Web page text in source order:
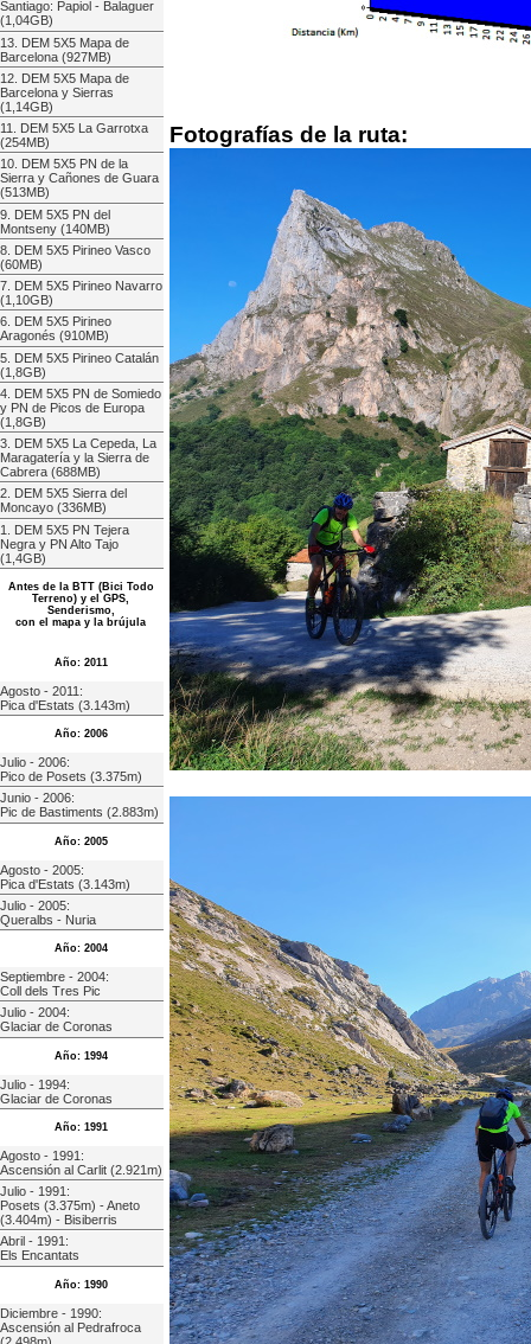
Santiago: Papiol - Balaguer
(1,04GB)
13. DEM 5X5 Mapa de
Barcelona (927MB)
12. DEM 5X5 Mapa de
Barcelona y Sierras
(1,14GB)
11. DEM 5X5 La Garrotxa
(254MB)
10. DEM 5X5 PN de la
Sierra y Cañones de Guara
(513MB)
9. DEM 5X5 PN del
Montseny (140MB)
8. DEM 5X5 Pirineo Vasco
(60MB)
7. DEM 5X5 Pirineo Navarro
(1,10GB)
6. DEM 5X5 Pirineo
Aragonés (910MB)
5. DEM 5X5 Pirineo Catalán
(1,8GB)
4. DEM 5X5 PN de Somiedo
y PN de Picos de Europa
(1,8GB)
3. DEM 5X5 La Cepeda, La
Maragatería y la Sierra de
Cabrera (688MB)
2. DEM 5X5 Sierra del
Moncayo (336MB)
1. DEM 5X5 PN Tejera
Negra y PN Alto Tajo
(1,4GB)
Antes de la BTT (Bici Todo
Terreno) y el GPS,
Senderismo,
con el mapa y la brújula
Año: 2011
Agosto - 2011:
Pica d'Estats (3.143m)
Año: 2006
Julio - 2006:
Pico de Posets (3.375m)
Junio - 2006:
Pic de Bastiments (2.883m)
Año: 2005
Agosto - 2005:
Pica d'Estats (3.143m)
Julio - 2005:
Queralbs - Nuria
Año: 2004
Septiembre - 2004:
Coll dels Tres Pic
Julio - 2004:
Glaciar de Coronas
Año: 1994
Julio - 1994:
Glaciar de Coronas
Año: 1991
Agosto - 1991:
Ascensión al Carlit (2.921m)
Julio - 1991:
Posets (3.375m) - Aneto
(3.404m) - Bisiberris
Abril - 1991:
Els Encantats
Año: 1990
Diciembre - 1990:
Ascensión al Pedrafroca
Fotografías de la ruta: